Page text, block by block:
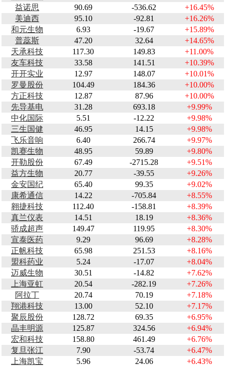
益诺思
90.69 -536.62
+16.45%
美迪西
95.10 -92.81
+16.26%
和元生物
6.93 -19.67
+15.89%
普蕊斯
47.20 32.64
+14.65%
天承科技
117.30 149.83
+11.00%
友车科技
33.58 141.51
+10.39%
开开实业
12.97 148.07
+10.01%
罗曼股份
104.49 184.36
+10.00%
方正科技
12.87 87.96
+10.00%
先导基电
31.28 693.18
+9.99%
中化国际
5.51 -12.22
+9.98%
三生国健
46.95 14.15
+9.98%
飞乐音响
6.40 266.74
+9.97%
凯赛生物
48.95 59.89
+9.80%
开勒股份
67.49 -2715.28
+9.51%
益方生物
20.77 -39.55
+9.26%
金安国纪
65.40 99.35
+9.02%
康希通信
14.22 -705.84
+8.55%
翱捷科技
112.40 -158.81
+8.39%
真兰仪表
14.51 18.19
+8.36%
骄成超声
149.47 119.95
+8.30%
宣泰医药
9.29 96.69
+8.28%
正帆科技
65.98 251.53
+8.16%
盟科药业
5.24 -17.07
+8.04%
迈威生物
30.51 -14.82
+7.62%
上海亚虹
20.54 -282.19
+7.26%
阿拉丁
20.74 70.19
+7.18%
翔港科技
13.00 52.10
+7.17%
聚辰股份
128.72 69.35
+6.95%
晶丰明源
125.87 324.56
+6.94%
宏和科技
158.80 461.49
+6.76%
复旦张江
7.90 -53.74
+6.47%
上海凯宝
5.96 24.06
+6.43%